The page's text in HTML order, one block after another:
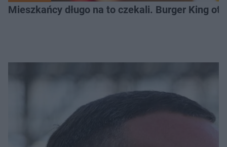
Mieszkańcy długo na to czekali. Burger King